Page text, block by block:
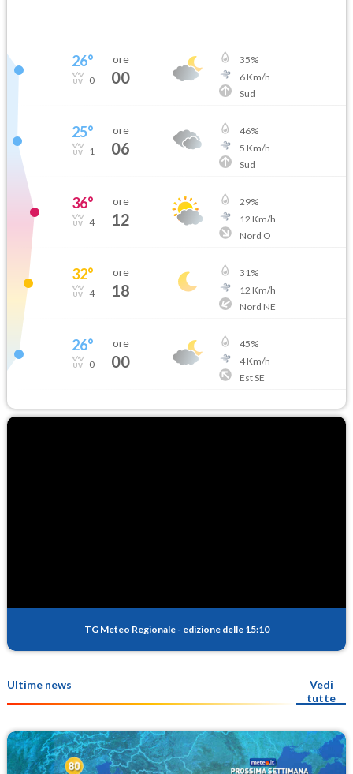
26°
0
ore
00
35%
6Km/h
Sud
25°
1
ore
06
46%
5 Km/h
Sud
36°
4
ore
12
29%
12 Km/h
Nord O
32°
4
ore
18
31%
12 Km/h
Nord NE
26°
0
ore
00
45%
4Km/h
Est SE
TG Meteo Regionale - edizione delle 15:10
Ultime news
Vedi
tutte